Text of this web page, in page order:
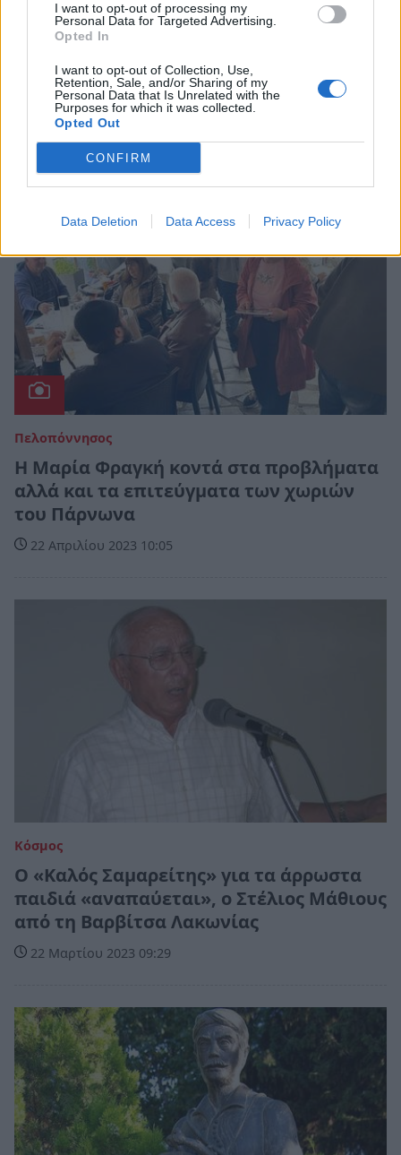
I want to opt-out of processing my
Personal Data for Targeted Advertising.
Opted In
I want to opt-out of Collection, Use,
Retention, Sale, and/or Sharing of my
Personal Data that Is Unrelated with the
Purposes for which it was collected.
Opted Out
CONFIRM
Data Deletion Data Access Privacy Policy
Πελοπόννησος
Η Μαρία Φραγκή κοντά στα προβλήματα
αλλά και τα επιτεύγματα των χωριών
του Πάρνωνα
22 Απριλίου 2023 10:05
Κόσμος
Ο «Καλός Σαμαρείτης» για τα άρρωστα
παιδιά «αναπαύεται», ο Στέλιος Μάθιους
από τη Βαρβίτσα Λακωνίας
22 Μαρτίου 2023 09:29